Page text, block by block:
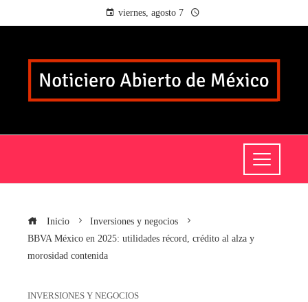
viernes, agosto 7
Inicio
Inversiones y negocios
BBVA México en 2025: utilidades récord, crédito al alza y
morosidad contenida
INVERSIONES Y NEGOCIOS